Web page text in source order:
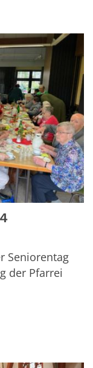
Seniorentag
der Pfarrei